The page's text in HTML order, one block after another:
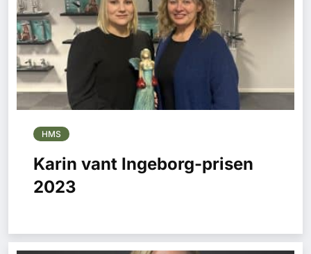
HMS
Karin vant Ingeborg-prisen
2023